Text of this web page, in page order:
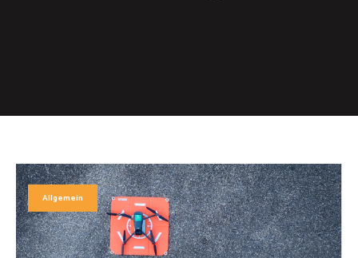
Allgemein